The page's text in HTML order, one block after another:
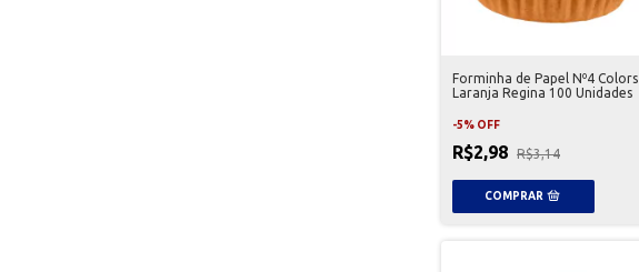
Forminha de Papel Nº4 Colors
Laranja Regina 100 Unidades
-5% OFF
R$2,98 R$3,14